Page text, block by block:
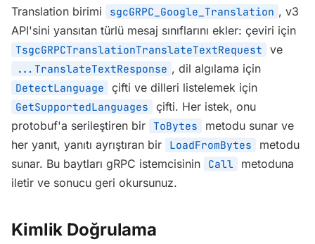
Translation birimi
sgcGRPC_Google_Translation , v3
API'sini yansıtan türlü mesaj sınıflarını ekler: çeviri için
TsgcGRPCTranslationTranslateTextRequest ve
...TranslateTextResponse , dil algılama için
DetectLanguage çifti ve dilleri listelemek için
GetSupportedLanguages
çifti. Her istek, onu
protobuf'a serileştiren bir ToBytes
metodu sunar ve
her yanıt, yanıtı ayrıştıran bir
LoadFromBytes
metodu
sunar. Bu baytları gRPC istemcisinin
Call
metoduna
iletir ve sonucu geri okursunuz.
Kimlik Doğrulama